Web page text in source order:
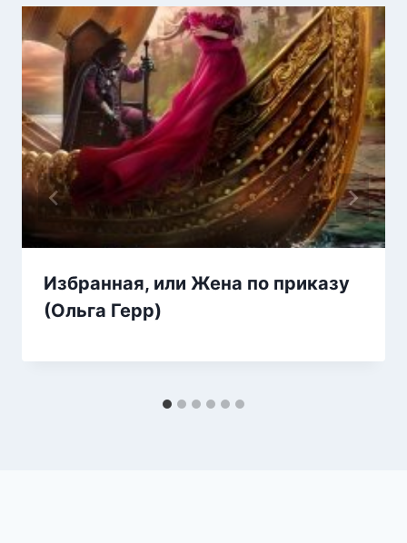
Избранная, или Жена по приказу
(Ольга Герр)